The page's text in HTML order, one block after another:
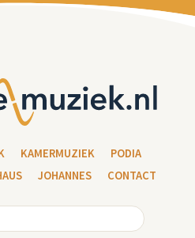
KAMERMUZIEK
PODIA
JOHANNES CONTACT